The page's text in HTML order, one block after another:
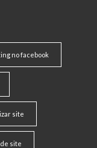
no facebook
site
site